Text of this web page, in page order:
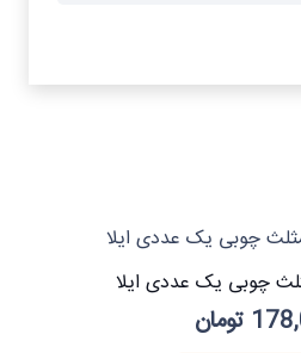
چوبی یک عددی ایلا
تومان